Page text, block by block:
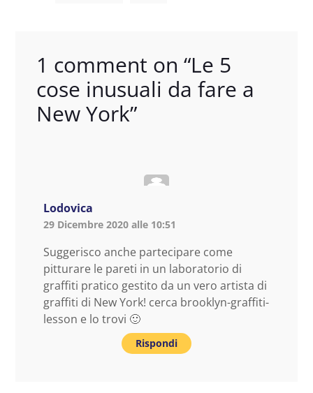
1 comment on “Le 5
cose inusuali da fare a
New York”
Lodovica
29 Dicembre 2020 alle 10:51
Suggerisco anche partecipare come
pitturare le pareti in un laboratorio di
graffiti pratico gestito da un vero artista di
graffiti di New York! cerca brooklyn-graffiti-
lesson e lo trovi 🙂
Rispondi